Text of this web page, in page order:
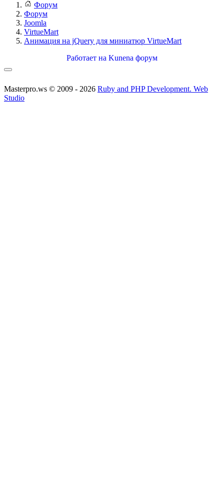
Форум
Форум
Joomla
VirtueMart
Анимация на jQuery для миниатюр VirtueMart
Работает на Kunena форум
Masterpro.ws © 2009 - 2026 Ruby and PHP Development. Web
Studio